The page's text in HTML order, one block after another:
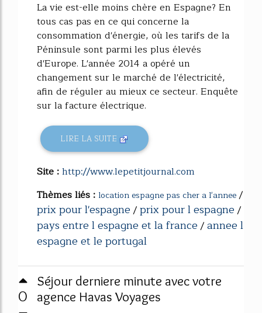
La vie est-elle moins chère en Espagne? En
tous cas pas en ce qui concerne la
consommation d'énergie, où les tarifs de la
Péninsule sont parmi les plus élevés
d'Europe. L'année 2014 a opéré un
changement sur le marché de l'électricité,
afin de réguler au mieux ce secteur. Enquête
sur la facture électrique.
LIRE LA SUITE
Site :http://www.lepetitjournal.com
Thèmes liés : location espagne pas cher a l'annee/
prix pour l'espagne/prix pour l espagne/
pays entre l espagne et la france/annee l
espagne et le portugal
0
Séjour derniere minute avec votre
agence Havas Voyages